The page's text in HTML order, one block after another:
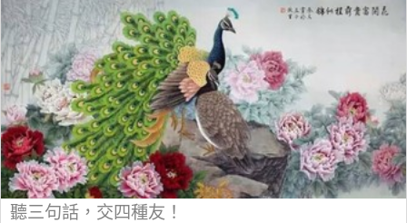
聽三句話，交四種友！